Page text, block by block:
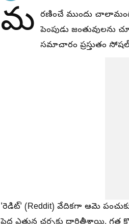
మ రణించే ముందు చాలామంది
పెంపుడు జంతువులను
సమాచారం ప్రస్తుతం
'రెడిట్' (Reddit) వేదికగా ఆమె